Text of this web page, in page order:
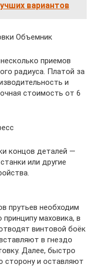
вариантов
Объемник
приемов
радиуса. Платой за
и
стоимость от 6
концов деталей —
или другие
прутьев необходим
маховика, в
винтовой боёк
в гнездо
Далее, быстро
сторону и оставляют